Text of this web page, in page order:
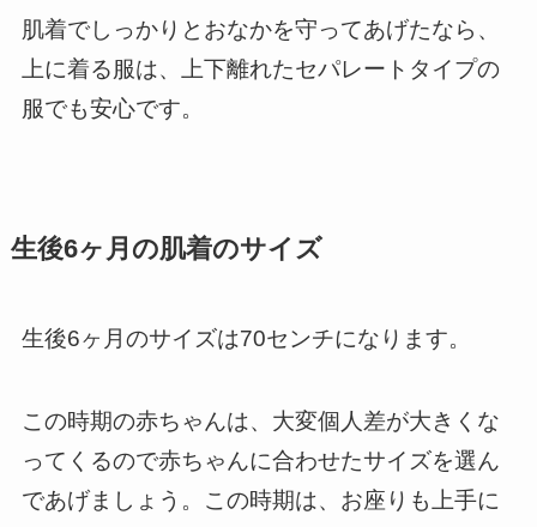
肌着でしっかりとおなかを守ってあげたなら、
上に着る服は、上下離れたセパレートタイプの
服でも安心です。
生後6ヶ月の肌着のサイズ
生後6ヶ月のサイズは70センチになります。
この時期の赤ちゃんは、大変個人差が大きくな
ってくるので赤ちゃんに合わせたサイズを選ん
であげましょう。 この時期は、お座りも上手に